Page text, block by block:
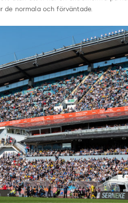
de normala och förväntade.